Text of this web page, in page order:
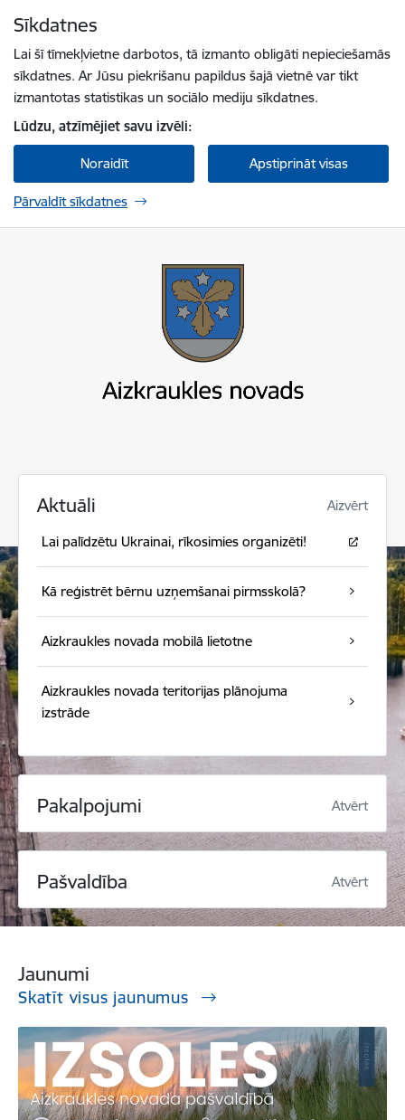
Sīkdatnes
Lai šī tīmekļvietne darbotos, tā izmanto obligāti nepieciešamās
sīkdatnes. Ar Jūsu piekrišanu papildus šajā vietnē var tikt
izmantotas statistikas un sociālo mediju sīkdatnes.
Lūdzu, atzīmējiet savu izvēli:
Noraidīt Apstiprināt visas
Pārvaldīt sīkdatnes
Aktuāli Aizvērt
Lai palīdzētu Ukrainai, rīkosimies organizēti!
Kā reģistrēt bērnu uzņemšanai pirmsskolā?
Aizkraukles novada mobilā lietotne
Aizkraukles novada teritorijas plānojuma
izstrāde
Pakalpojumi Atvērt
Pašvaldība Atvērt
Jaunumi
Skatīt visus jaunumus